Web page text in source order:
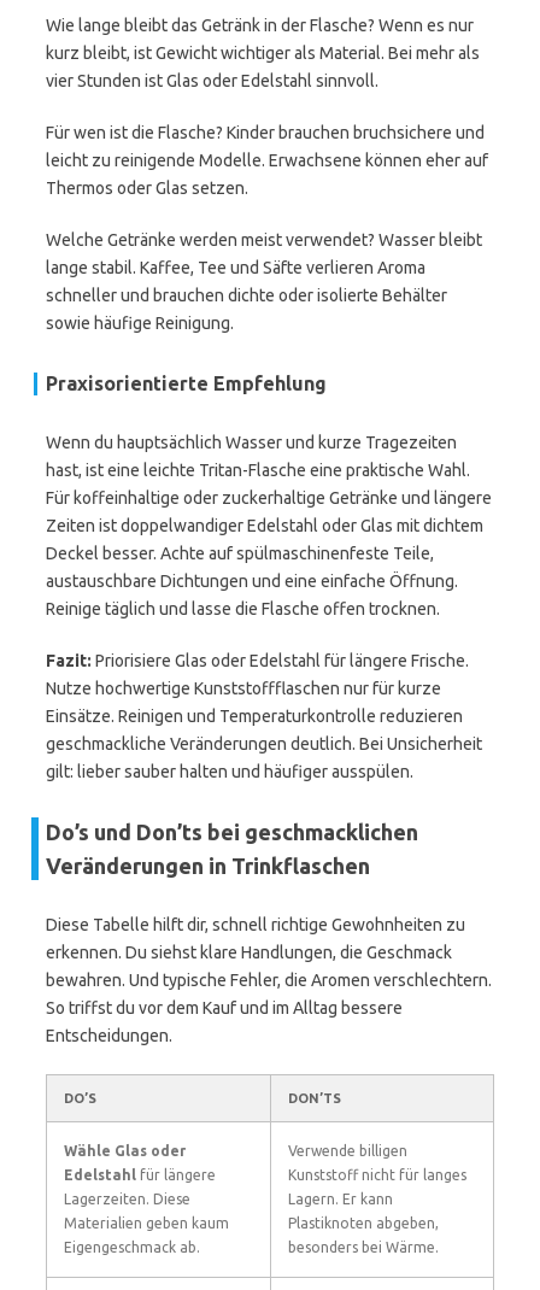
Wie lange bleibt das Getränk in der Flasche? Wenn es nur
kurz bleibt, ist Gewicht wichtiger als Material. Bei mehr als
vier Stunden ist Glas oder Edelstahl sinnvoll.
Für wen ist die Flasche? Kinder brauchen bruchsichere und
leicht zu reinigende Modelle. Erwachsene können eher auf
Thermos oder Glas setzen.
Welche Getränke werden meist verwendet? Wasser bleibt
lange stabil. Kaffee, Tee und Säfte verlieren Aroma
schneller und brauchen dichte oder isolierte Behälter
sowie häufige Reinigung.
Praxisorientierte Empfehlung
Wenn du hauptsächlich Wasser und kurze Tragezeiten
hast, ist eine leichte Tritan-Flasche eine praktische Wahl.
Für koffeinhaltige oder zuckerhaltige Getränke und längere
Zeiten ist doppelwandiger Edelstahl oder Glas mit dichtem
Deckel besser. Achte auf spülmaschinenfeste Teile,
austauschbare Dichtungen und eine einfache Öffnung.
Reinige täglich und lasse die Flasche offen trocknen.
Fazit: Priorisiere Glas oder Edelstahl für längere Frische.
Nutze hochwertige Kunststoffflaschen nur für kurze
Einsätze. Reinigen und Temperaturkontrolle reduzieren
geschmackliche Veränderungen deutlich. Bei Unsicherheit
gilt: lieber sauber halten und häufiger ausspülen.
Do’s und Don’ts bei geschmacklichen
Veränderungen in Trinkflaschen
Diese Tabelle hilft dir, schnell richtige Gewohnheiten zu
erkennen. Du siehst klare Handlungen, die Geschmack
bewahren. Und typische Fehler, die Aromen verschlechtern.
So triffst du vor dem Kauf und im Alltag bessere
Entscheidungen.
DO’S DON’TS
Wähle Glas oder
Edelstahl für längere
Lagerzeiten. Diese
Materialien geben kaum
Eigengeschmack ab.
Verwende billigen
Kunststoff nicht für langes
Lagern. Er kann
Plastiknoten abgeben,
besonders bei Wärme.